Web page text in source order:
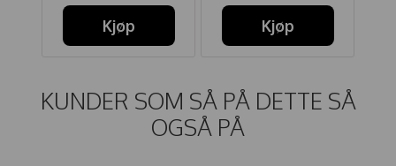
Kjøp
Kjøp
KUNDER SOM SÅ PÅ DETTE SÅ
OGSÅ PÅ